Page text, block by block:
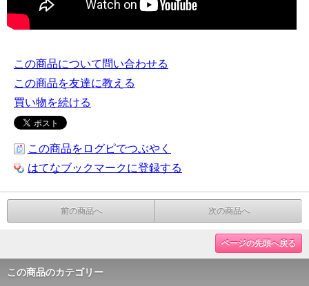
この商品について問い合わせる
この商品を友達に教える
買い物を続ける
この商品をログピでつぶやく
はてなブックマークに登録する
前の商品へ 次の商品へ
ページの先頭へ戻る
この商品のカテゴリー